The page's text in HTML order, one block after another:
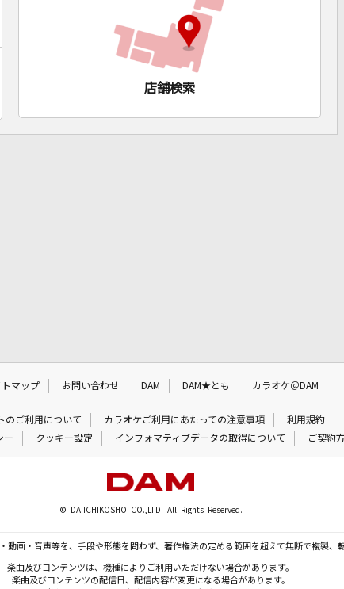
店舗検索
トマップ お問い合わせ DAM DAM★とも カラオケ＠DAM
のご利用について カラオケご利用にあたっての注意事項
利用規約
ー クッキー設定 インフォマティブデータの取得について ご契約
© DAIICHIKOSHO CO.,LTD. All Rights Reserved.
動画・音声等を、手段や形態を問わず、著作権法の定める範囲を超えて無断で複製、
楽曲及びコンテンツは、機種によりご利用いただけない場合があります。
楽曲及びコンテンツの配信日、配信内容が変更になる場合があります。